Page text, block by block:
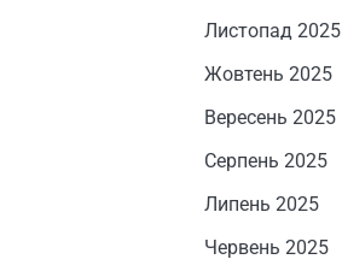
Листопад 2025
Жовтень 2025
Вересень 2025
Серпень 2025
Липень 2025
Червень 2025